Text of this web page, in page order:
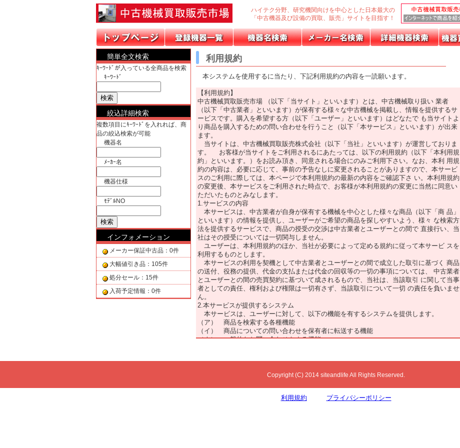
ハイテク分野、研究機関向けを中心とした日本最大の
「中古機器及び設備の買取、販売」サイトを目指す！
簡単全文検索
ｷｰﾜｰﾄﾞが入っている全商品を検索
ｷｰﾜｰﾄﾞ
絞込詳細検索
複数項目にｷｰﾜｰﾄﾞを入れれば、商
品の絞込検索が可能
機器名
ﾒｰｶｰ名
機器仕様
ﾓﾃﾞﾙNO
インフォメーション
メーカー保証中古品：0件
大幅値引き品：105件
処分セール：15件
入荷予定情報：0件
利用規約
本システムを使用するに当たり、下記利用規約の内容を一読願います。
【利用規約】
中古機械買取販売市場 （以下「当サイト」といいます）とは、中古機械取り扱い 業者
（以下「中古業者」といいます）が保有する様々な中古機械を掲載し、情報を提供するサ
ービスです。購入を希望する方（以下「ユーザー」といいます）はどなたで も当サイトよ
り商品を購入するための問い合わせを行うこと（以下「本サービス」といいます）が出来
ます。
当サイトは、中古機械買取販売株式会社（以下「当社」といいます）が運営しておりま
す。 お客様が当サイトをご利用されるにあたっては、以下の利用規約（以下「本利用規
約」といいます。）をお読み頂き、同意される場合にのみご利用下さい。なお、本利 用規
約の内容は、必要に応じて、事前の予告なしに変更されることがありますので、本サービ
スのご利用に際しては、本ページで本利用規約の最新の内容をご確認下さ い。本利用規約
の変更後、本サービスをご利用された時点で、お客様が本利用規約の変更に当然に同意い
ただいたものとみなします。
1.サービスの内容
本サービスは、中古業者が自身が保有する機械を中心とした様々な商品（以下「商 品」
といいます）の情報を提供し、ユーザーがご希望の商品を探しやすいよう、様々 な検索方
法を提供するサービスで、商品の授受の交渉は中古業者とユーザーとの間で 直接行い、当
社はその授受については一切関与しません。
ユーザーは、本利用規約のほか、当社が必要によって定める規約に従って本サービ スを
利用するものとします。
本サービスの利用を契機として中古業者とユーザーとの間で成立した取引に基づく 商品
の送付、役務の提供、代金の支払または代金の回収等の一切の事項については、 中古業者
とユーザーとの間の売買契約に基づいて成されるもので、当社は、当該取引 に関して当事
者としての責任、権利および権限は一切有さず、当該取引について一切 の責任を負いませ
ん。
2.本サービスが提供するシステム
本サービスは、ユーザーに対して、以下の機能を有するシステムを提供します。
（ア） 商品を検索する各種機能
（イ） 商品についての問い合わせを保有者に転送する機能
（ウ） 一般的なお問い合わせをする機能
（2） 出品における当社所定のルールを順守しなければなりません。
（1） 本サービスの利用を契機として中古業者との間で取引が成立した場合には、取 引条
件（売買契約）に従い互いに誠実に義務を履行してください。
Copyright (C) 2014 siteandlife All Rights Reserved.
利用規約 プライバシーポリシー